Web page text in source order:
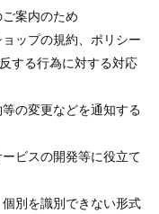
案内のため
ップの規約、ポリシー
する行為に対する対応
の変更などを通知する
ビスの開発等に役立て
別を識別できない形式